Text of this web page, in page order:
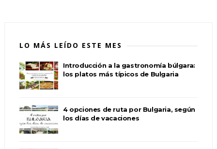
LO MÁS LEÍDO ESTE MES
Introducción a la gastronomía búlgara:
los platos más típicos de Bulgaria
4 opciones de ruta por Bulgaria, según
los días de vacaciones